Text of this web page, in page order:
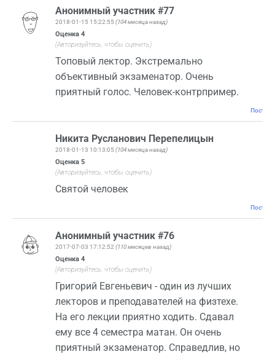
Анонимный участник #77
2018-01-15 15:22:55 (104 месяца назад)
Оценка 4
(Авторизуйтесь, чтобы оценить)
Топовый лектор. Экстремально
объективный экзаменатор. Очень
приятный голос. Человек-контрпример.
Никита Русланович Перепелицын
2018-01-13 10:13:05 (104 месяца назад)
Оценка 5
(Авторизуйтесь, чтобы оценить)
Святой человек
Анонимный участник #76
2017-07-03 17:12:52 (110 месяцев назад)
Оценка 4
(Авторизуйтесь, чтобы оценить)
Григорий Евгеньевич - один из лучших
лекторов и преподавателей на физтехе.
На его лекции приятно ходить. Сдавал
ему все 4 семестра матан. Он очень
приятный экзаменатор. Справедлив, но